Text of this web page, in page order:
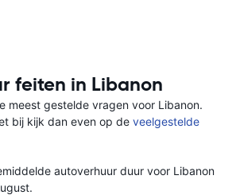
feiten in Libanon
meest gestelde vragen voor Libanon.
bij kijk dan even op de veelgestelde
autoverhuur duur voor Libanon